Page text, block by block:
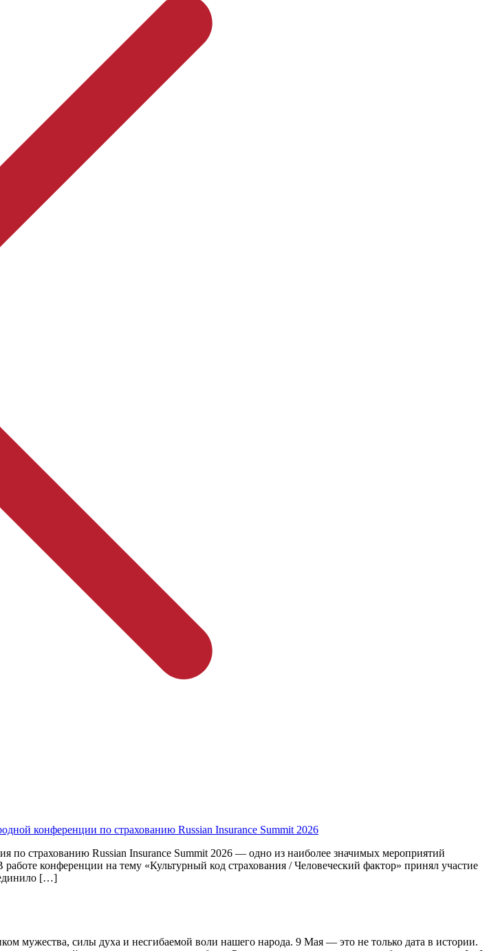
конференции по страхованию Russian Insurance Summit 2026
по страхованию Russian Insurance Summit 2026 — одно из наиболее значимых мероприятий
конференции на тему «Культурный код страхования / Человеческий фактор» принял участие
[…]
мужества, силы духа и несгибаемой воли нашего народа. 9 Мая — это не только дата в истории.